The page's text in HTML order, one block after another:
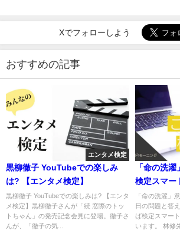
Xでフォローしよう
おすすめの記事
エンタメ検定
黒柳徹子 YouTubeでの楽しみ
は? 【エンタメ検定】
黒柳徹子 YouTubeでの楽しみは? 【エンタ
メ検定】黒柳徹子さんが「続 窓際のトッ
トちゃん」の発売記念会見に登場。徹子さ
んが、「徹子の気...
「命の洗
検定スマー
「命の洗濯」
日の問題と答
ば検定スマー
います。 林修